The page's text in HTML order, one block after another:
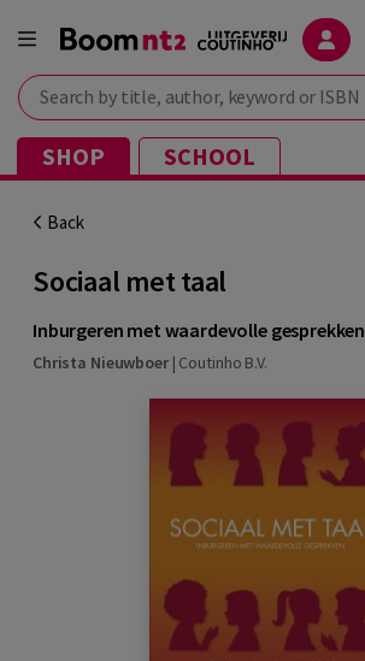
Search by title, author, keyword or ISBN
SHOP SCHOOL
Back
Sociaal met taal
Inburgeren met waardevolle gesprekken
Christa Nieuwboer| Coutinho B.V.